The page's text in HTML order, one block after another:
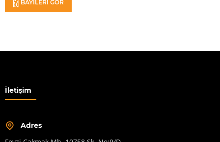
BAYİLERİ GÖR
İletişim
Adres